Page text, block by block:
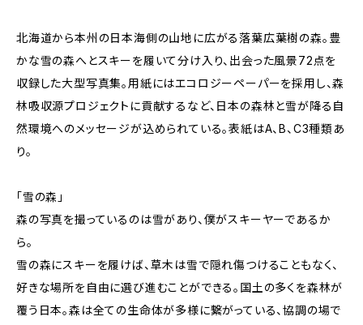
北海道から本州の日本海側の山地に広がる落葉広葉樹の森。豊
かな雪の森へとスキーを履いて分け入り、出会った風景72点を
収録した大型写真集。用紙にはエコロジーペーパーを採用し、森
林吸収源プロジェクトに貢献するなど、日本の森林と雪が降る自
然環境へのメッセージが込められている。表紙はA、B、C3種類あ
り。
「雪の森」
森の写真を撮っているのは雪があり、僕がスキーヤーであるか
ら。
雪の森にスキーを履けば、草木は雪で隠れ傷つけることもなく、
好きな場所を自由に選び進むことができる。国土の多くを森林が
覆う日本。森は全ての生命体が多様に繋がっている、協調の場で